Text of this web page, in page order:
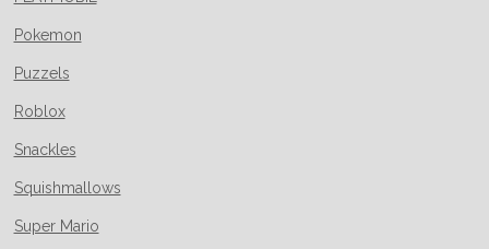
Pokemon
Puzzels
Roblox
Snackles
Squishmallows
Super Mario